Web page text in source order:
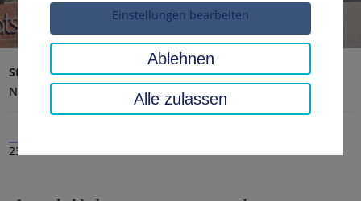
Startseite Landratsamt, Landkreis
Aktuelles
Nachrichten
23.01.2026
Einstellungen bearbeiten
Ablehnen
Alle zulassen